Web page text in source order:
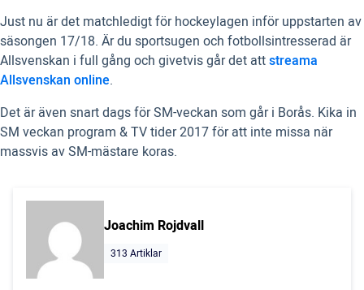
Just nu är det matchledigt för hockeylagen inför uppstarten av
säsongen 17/18. Är du sportsugen och fotbollsintresserad är
Allsvenskan i full gång och givetvis går det attstreama
Allsvenskan online.
Det är även snart dags för SM-veckan som går i Borås. Kika in
SM veckan program & TV tider 2017 för att inte missa när
massvis av SM-mästare koras.
Joachim Rojdvall
313 Artiklar